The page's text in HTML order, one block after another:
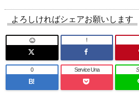
よろしければシェアお願いします
!
B!
0 Service Una